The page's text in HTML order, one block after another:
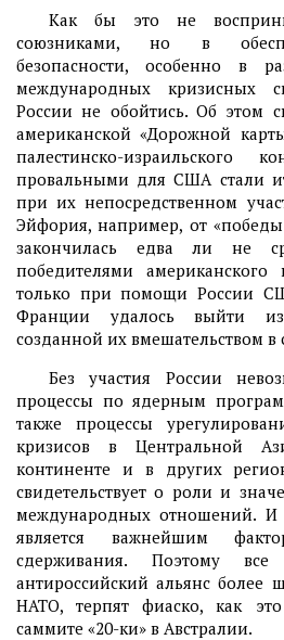
Как бы это не
союзниками, но в
безопасности, особенно в
международных кризисных
России не обойтись. Об этом
американской «Дорожной
палестинско-израильского
провальными для США стали
при их непосредственном
Эйфория, например, от
закончилась едва ли не
победителями
только при помощи России
Франции удалось выйти
созданной их вмешательством
Без участия России
процессы по ядерным
также процессы
кризисов в Центральной
континенте и в других
свидетельствует о роли и
международных отношений. И
является важнейшим
сдерживания. Поэтому все
антироссийский альянс более
НАТО, терпят фиаско, как
саммите «20-ки» в Австралии.